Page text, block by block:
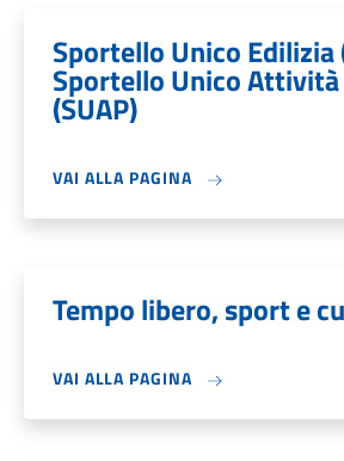
Sportello Unico Edilizia
Sportello Unico
(SUAP)
VAI ALLA PAGINA
Tempo libero, sport e
VAI ALLA PAGINA